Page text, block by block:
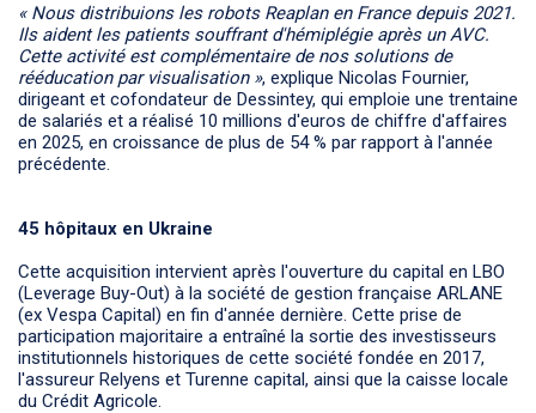
« Nous distribuions les robots Reaplan en France depuis 2021.
Ils aident les patients souffrant d'hémiplégie après un AVC.
Cette activité est complémentaire de nos solutions de
rééducation par visualisation », explique Nicolas Fournier,
dirigeant et cofondateur de Dessintey, qui emploie une trentaine
de salariés et a réalisé 10 millions d'euros de chiffre d'affaires
en 2025, en croissance de plus de 54 % par rapport à l'année
précédente.
45 hôpitaux en Ukraine
Cette acquisition intervient après l'ouverture du capital en LBO
(Leverage Buy-Out) à la société de gestion française ARLANE
(ex Vespa Capital) en fin d'année dernière. Cette prise de
participation majoritaire a entraîné la sortie des investisseurs
institutionnels historiques de cette société fondée en 2017,
l'assureur Relyens et Turenne capital, ainsi que la caisse locale
du Crédit Agricole.